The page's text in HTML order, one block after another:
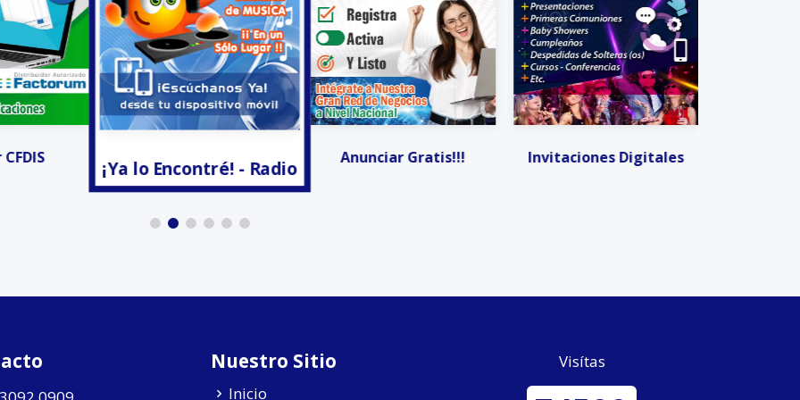
¡Ya lo Encontré! - Radio Anunciar Gratis!!! Invitaciones Digitales
Nuestro Sitio
Inicio
Visítas